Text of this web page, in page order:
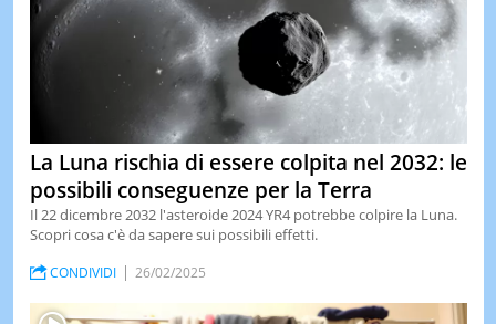
La Luna rischia di essere colpita nel 2032: le
possibili conseguenze per la Terra
Il 22 dicembre 2032 l'asteroide 2024 YR4 potrebbe colpire la Luna.
Scopri cosa c'è da sapere sui possibili effetti.
CONDIVIDI 26/02/2025